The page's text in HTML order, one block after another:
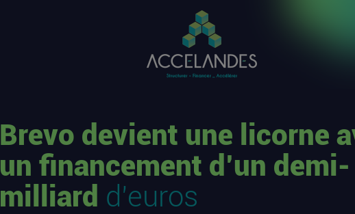
Brevo devient une licorne
un financement d’un demi-
milliard d’euros